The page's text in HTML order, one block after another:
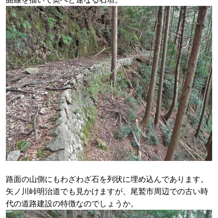
路面の山側にもわざわざ石を列状に埋め込んであります。
矢ノ川峠明治道でも見かけますが、尾鷲市周辺での古い時
代の道路建設の特徴なのでしょうか。